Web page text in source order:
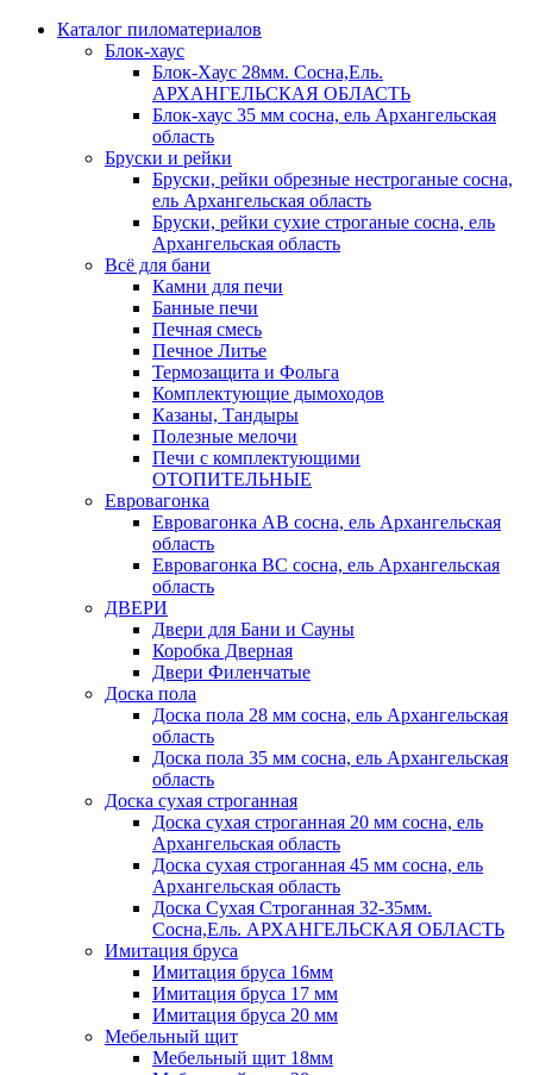
Каталог пиломатериалов
Блок-хаус
Блок-Хаус 28мм. Сосна,Ель.
АРХАНГЕЛЬСКАЯ ОБЛАСТЬ
Блок-хаус 35 мм сосна, ель Архангельская
область
Бруски и рейки
Бруски, рейки обрезные нестроганые сосна,
ель Архангельская область
Бруски, рейки сухие строганые сосна, ель
Архангельская область
Всё для бани
Камни для печи
Банные печи
Печная смесь
Печное Литье
Термозащита и Фольга
Комплектующие дымоходов
Казаны, Тандыры
Полезные мелочи
Печи с комплектующими
ОТОПИТЕЛЬНЫЕ
Евровагонка
Евровагонка АВ сосна, ель Архангельская
область
Евровагонка ВС сосна, ель Архангельская
область
ДВЕРИ
Двери для Бани и Сауны
Коробка Дверная
Двери Филенчатые
Доска пола
Доска пола 28 мм сосна, ель Архангельская
область
Доска пола 35 мм сосна, ель Архангельская
область
Доска сухая строганная
Доска сухая строганная 20 мм сосна, ель
Архангельская область
Доска сухая строганная 45 мм сосна, ель
Архангельская область
Доска Сухая Строганная 32-35мм.
Сосна,Ель. АРХАНГЕЛЬСКАЯ ОБЛАСТЬ
Имитация бруса
Имитация бруса 16мм
Имитация бруса 17 мм
Имитация бруса 20 мм
Мебельный щит
Мебельный щит 18мм